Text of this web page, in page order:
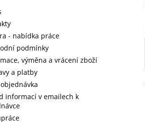
- nabídka práce
podmínky
výměna a vrácení zboží
a platby
informací v emailech k